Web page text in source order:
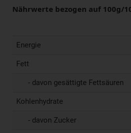
Nährwerte bezogen auf 100g/
Energie
Fett
- davon gesättigte Fettsäuren
Kohlenhydrate
- davon Zucker